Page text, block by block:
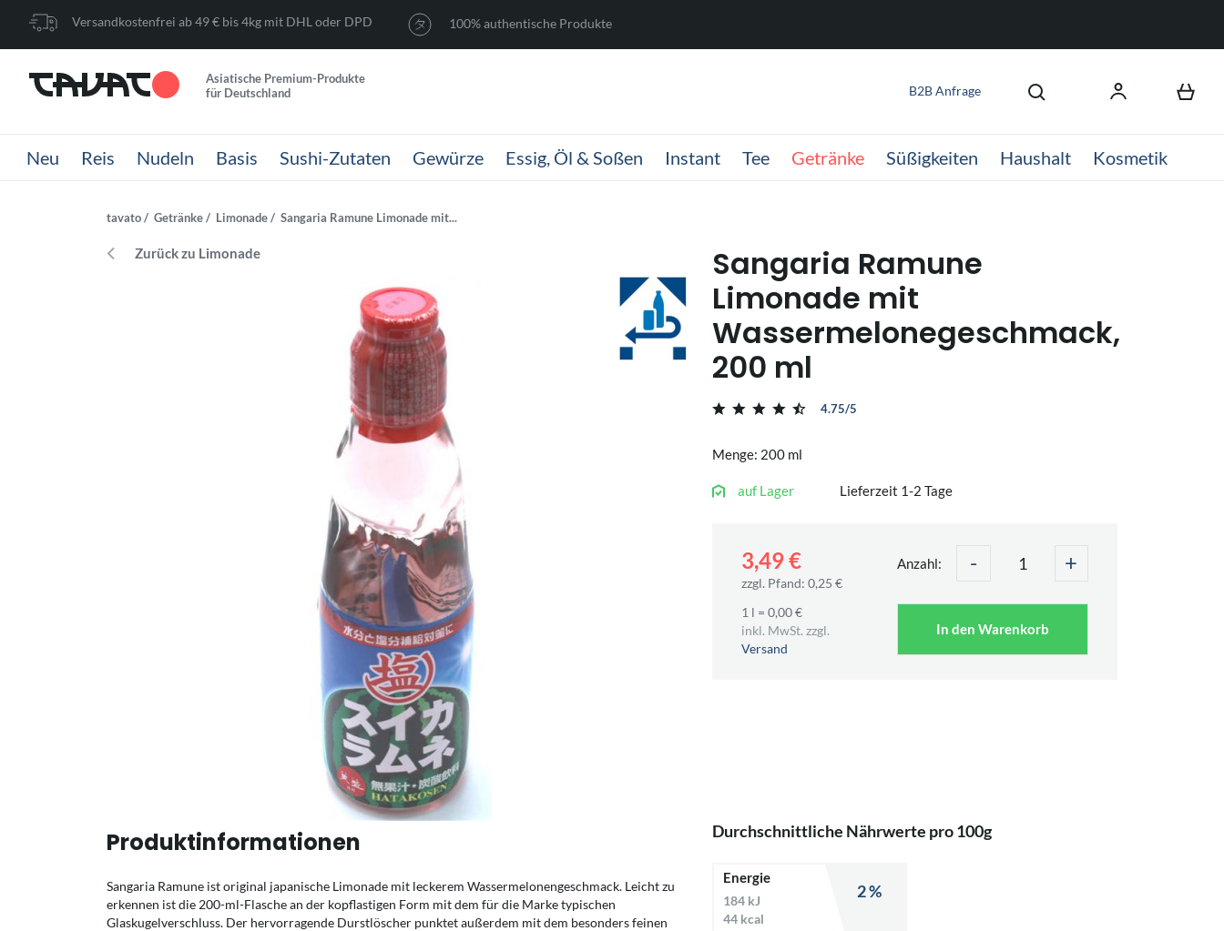
Versandkostenfrei ab 49 € bis 4kg mit DHL oder DPD 100% authentische Produkte
Asiatische Premium-Produkte
für Deutschland
B2B Anfrage
Neu Reis Nudeln Basis Sushi-Zutaten Gewürze Essig, Öl & Soßen Instant Tee Getränke Süßigkeiten Haushalt Kosmetik
tavato Getränke Limonade Sangaria Ramune Limonade mit...
Zurück zu Limonade
Sangaria Ramune
Limonade mit
Wassermelonegeschmack,
200 ml
4.75/5
Menge: 200 ml
auf Lager Lieferzeit 1-2 Tage
3,49 €
zzgl. Pfand: 0,25 €
Anzahl: - +
1 l = 0,00 €
inkl. MwSt. zzgl.
Versand
In den Warenkorb
Produktinformationen
Sangaria Ramune ist original japanische Limonade mit leckerem Wassermelonengeschmack. Leicht zu
erkennen ist die 200-ml-Flasche an der kopflastigen Form mit dem für die Marke typischen
Glaskugelverschluss. Der hervorragende Durstlöscher punktet außerdem mit dem besonders feinen
Durchschnittliche Nährwerte pro 100g
Energie
184 kJ
44 kcal
2 %